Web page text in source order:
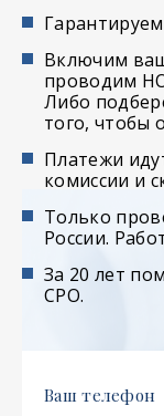
Включим
проводим
Либо
того, чтобы
Платежи
комиссии и
Только
России.
За 20 лет
СРО.
Ваш телефон